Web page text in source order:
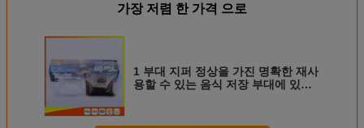
가장 저렴 한 가격 으로
1 부대 지퍼 정상을 가진 명확한 재사
용할 수 있는 음식 저장 부대에 있는